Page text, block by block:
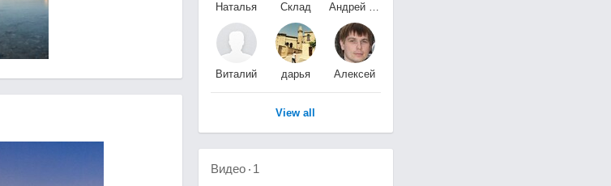
Наталья
Склад
Андрей Иванович
Виталий
дарья
Алексей
View all
Видео 1